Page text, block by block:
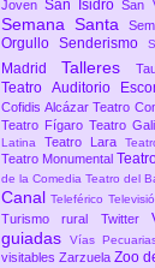
JovenSan IsidroSan
Semana Santa
Orgullo Senderismo
Madrid Talleres
Teatro Auditorio
Cofidis AlcázarTeatro
Teatro Fígaro Teatro
Latina Teatro Lara
Teatro Monumental
de la Comedia Teatro del
CanalTeleférico
Turismo rural Twitter
guiadasVías
visitables Zarzuela Zoo